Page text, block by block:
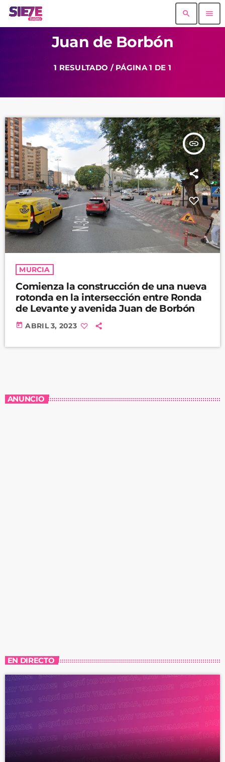
search menu
Juan de Borbón
1 RESULTADO / PÁGINA 1 DE 1
insert_link
MURCIA
Comienza la construcción de una nueva
rotonda en la intersección entre Ronda
de Levante y avenida Juan de Borbón
today ABRIL 3, 2023
ANUNCIO
EN DIRECTO